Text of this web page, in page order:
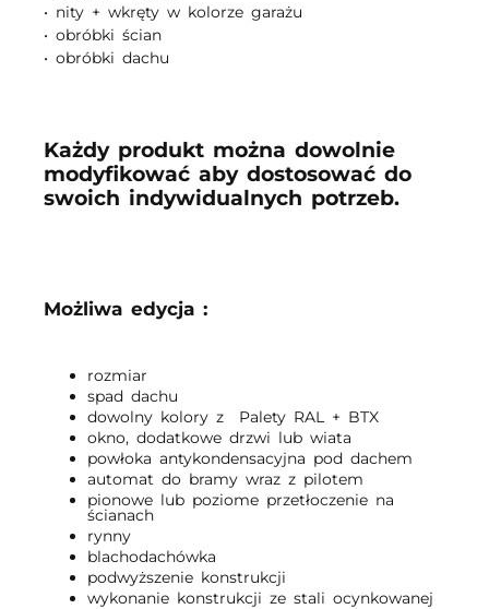
• nity + wkręty w kolorze garażu
• obróbki ścian
• obróbki dachu
Każdy produkt można dowolnie
modyfikować aby dostosować do
swoich indywidualnych potrzeb.
Możliwa edycja :
rozmiar
spad dachu
dowolny kolory z Palety RAL + BTX
okno, dodatkowe drzwi lub wiata
powłoka antykondensacyjna pod dachem
automat do bramy wraz z pilotem
pionowe lub poziome przetłoczenie na
ścianach
rynny
blachodachówka
podwyższenie konstrukcji
wykonanie konstrukcji ze stali ocynkowanej